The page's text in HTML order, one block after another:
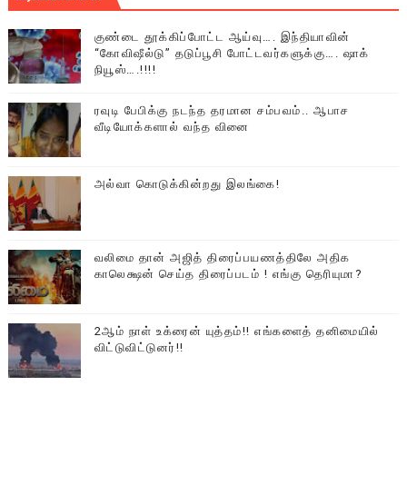
குண்டை தூக்கிப்போட்ட ஆய்வு…. இந்தியாவின்
“கோவிஷீல்டு” தடுப்பூசி போட்டவர்களுக்கு…. ஷாக்
நியூஸ்….!!!!
ரவுடி பேபிக்கு நடந்த தரமான சம்பவம்.. ஆபாச
வீடியோக்களால் வந்த வினை
அல்வா கொடுக்கின்றது இலங்கை!
வலிமை தான் அஜித் திரைப்பயணத்திலே அதிக
காலெக்ஷன் செய்த திரைப்படம் ! எங்கு தெரியுமா?
2ஆம் நாள் உக்ரைன் யுத்தம்!! எங்களைத் தனிமையில்
விட்டுவிட்டுனர்!!